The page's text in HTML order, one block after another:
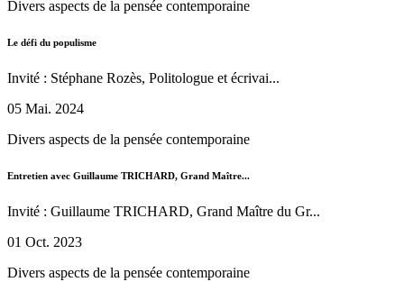
Divers aspects de la pensée contemporaine
Le défi du populisme
Invité : Stéphane Rozès, Politologue et écrivai...
05 Mai. 2024
Divers aspects de la pensée contemporaine
Entretien avec Guillaume TRICHARD, Grand Maître...
Invité : Guillaume TRICHARD, Grand Maître du Gr...
01 Oct. 2023
Divers aspects de la pensée contemporaine